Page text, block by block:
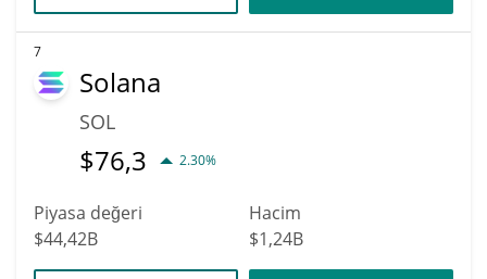
7
Solana
SOL
$76,3 2.30%
Piyasa değeri
$44,42B
Hacim
$1,24B